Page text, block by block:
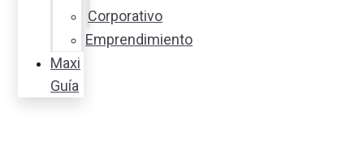
Corporativo
Emprendimiento
Maxi
Guía